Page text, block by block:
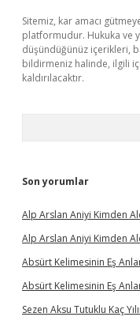
Sitemiz, kar amacı
platformudur. Hukuka ve
düşündüğünüz içerikleri,
bildirmeniz halinde, ilgili
kaldırılacaktır.
Son yorumlar
Alp Arslan Aniyi Kimden
Alp Arslan Aniyi Kimden
Absürt Kelimesinin Eş
Absürt Kelimesinin Eş
Sezen Aksu Tutuklu Kaç